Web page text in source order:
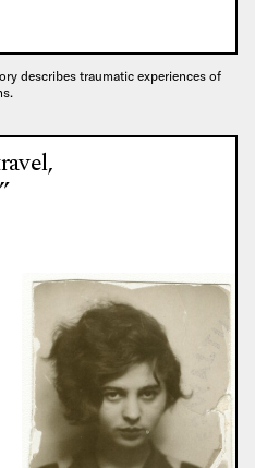
describes traumatic experiences of